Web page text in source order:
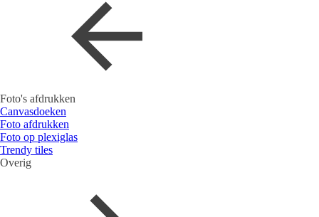
Foto's afdrukken
Canvasdoeken
Foto afdrukken
Foto op plexiglas
Trendy tiles
Overig